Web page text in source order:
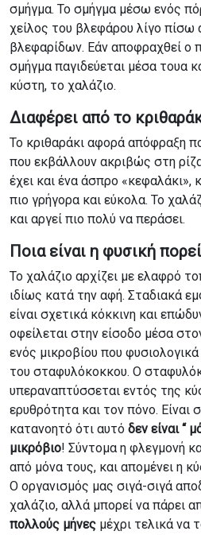
σμήγμα. Το σμήγμα μέσω ενός
χείλος του βλεφάρου λίγο πίσω
βλεφαρίδων. Εάν αποφραχθεί ο
σμήγμα παγιδεύεται μέσα τουα
κύστη, το χαλάζιο.
Διαφέρει από το
Το κριθαράκι αφορά απόφραξη
που εκβάλλουν ακριβώς στη
έχει και ένα άσπρο «κεφαλάκι»,
πιο γρήγορα και εύκολα. Το
και αργεί πιο πολύ να περάσει.
Ποια είναι η φυσική
Το χαλάζιο αρχίζει με ελαφρό
ιδίως κατά την αφή. Σταδιακά
είναι σχετικά κόκκινη και
οφείλεται στην είσοδο μέσα
ενός μικροβίου που
του σταφυλόκοκκου. Ο
υπεραναπτύσσεται εντός της
ερυθρότητα και τον πόνο. Είναι
κατανοητό ότι αυτό δεν είναι “
μικρόβιο! Σύντομα η φλεγμονή
από μόνα τους, και απομένει η
Ο οργανισμός μας σιγά-σιγά
χαλάζιο, αλλά μπορεί να πάρει
πολλούς μήνες μέχρι τελικά να